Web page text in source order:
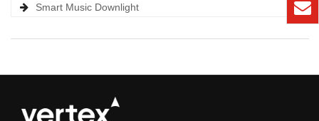
Smart Music Downlight